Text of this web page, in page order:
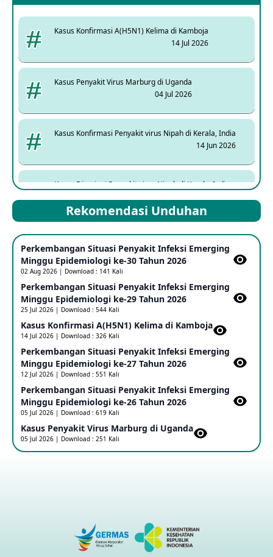
Kasus Konfirmasi A(H5N1) Kelima di Kamboja
14 Jul 2026
Kasus Penyakit Virus Marburg di Uganda
04 Jul 2026
Kasus Konfirmasi Penyakit virus Nipah di Kerala, India
14 Jun 2026
Kasus Dicurigai Penyakit virus Nipah di Kerala, India
Mpox Clade 1b di Taiwan
25 May 2026
Update Informasi PHEIC Penyakit Ebola
23 May 2026
Penetapan Outbreak Penyakit Ebola di RD Kongo dan
Uganda Sebagai PHEIC
17 May 2026
Outbreak Penyakti Ebola di RD Kongo
16 May 2026
Kasus Konfirmasi A(H5NN6) di Cina
Penyakit virus Hanta di Kapal Pesiar Keberangkatan
Rekomendasi Unduhan
Perkembangan Situasi Penyakit Infeksi Emerging
Minggu Epidemiologi ke-30 Tahun 2026
02 Aug 2026 | Download : 141 Kali
Perkembangan Situasi Penyakit Infeksi Emerging
Minggu Epidemiologi ke-29 Tahun 2026
25 Jul 2026 | Download : 544 Kali
Kasus Konfirmasi A(H5N1) Kelima di Kamboja​
14 Jul 2026 | Download : 326 Kali
Perkembangan Situasi Penyakit Infeksi Emerging
Minggu Epidemiologi ke-27 Tahun 2026
12 Jul 2026 | Download : 551 Kali
Perkembangan Situasi Penyakit Infeksi Emerging
Minggu Epidemiologi ke-26 Tahun 2026
05 Jul 2026 | Download : 619 Kali
Kasus Penyakit Virus Marburg di Uganda
05 Jul 2026 | Download : 251 Kali